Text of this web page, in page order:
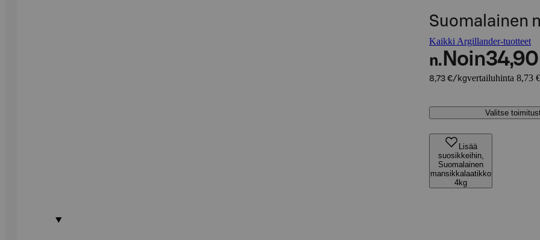
Suomalainen
Kaikki Argillander-tuotteet
n. Noin
8,73 €/kgvertailuhinta 8,73
Valitse
Lisää
suosikkeihin,
Suomalainen
mansikkalaatikko
4kg